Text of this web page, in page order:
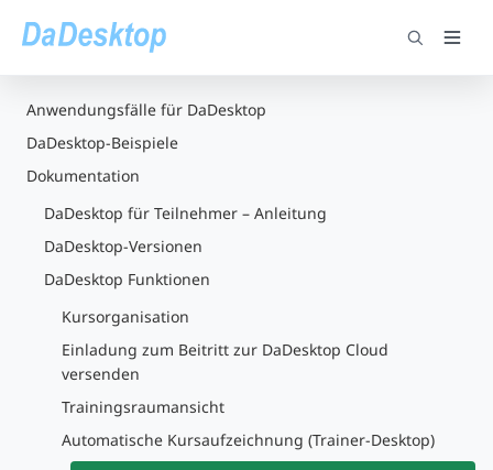
Anwendungsfälle für DaDesktop
DaDesktop-Beispiele
Dokumentation
DaDesktop für Teilnehmer – Anleitung
DaDesktop-Versionen
DaDesktop Funktionen
Kursorganisation
Einladung zum Beitritt zur DaDesktop Cloud
versenden
Trainingsraumansicht
Automatische Kursaufzeichnung (Trainer-Desktop)